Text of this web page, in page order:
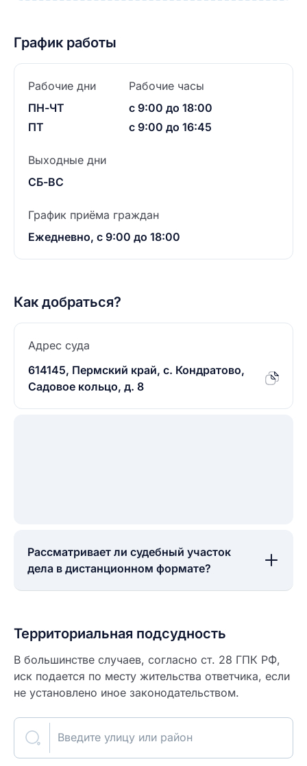
График работы
Рабочие дни
ПН-ЧТ
ПТ
Рабочие часы
с 9:00 до 18:00
с 9:00 до 16:45
Выходные дни
СБ-ВС
График приёма граждан
Ежедневно, с 9:00 до 18:00
Как добраться?
Адрес суда
614145, Пермский край, с. Кондратово,
Садовое кольцо, д. 8
Рассматривает ли судебный участок
дела в дистанционном формате?
Территориальная подсудность
В большинстве случаев, согласно ст. 28 ГПК РФ,
иск подается по месту жительства ответчика, если
не установлено иное законодательством.
Введите улицу или район